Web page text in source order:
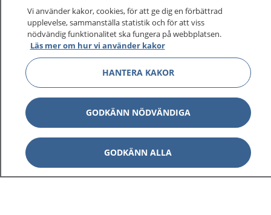
sjukdomar och vilka mottagningar du kan kontakta.
Logga in för att läsa din journal och göra dina
vårdärenden. Ring telefonnummer 1177 för
sjukvårdsrådgivning dygnet runt.
1177 ger dig råd när du vill må bättre.
1177 på flera språk Visa
Om 1177 Visa
Vi använder kakor, cookies, för att ge dig en förbättrad
upplevelse, sammanställa statistik och för att viss
nödvändig funktionalitet ska fungera på webbplatsen.
Läs mer om hur vi använder kakor
HANTERA KAKOR
GODKÄNN NÖDVÄNDIGA
GODKÄNN ALLA